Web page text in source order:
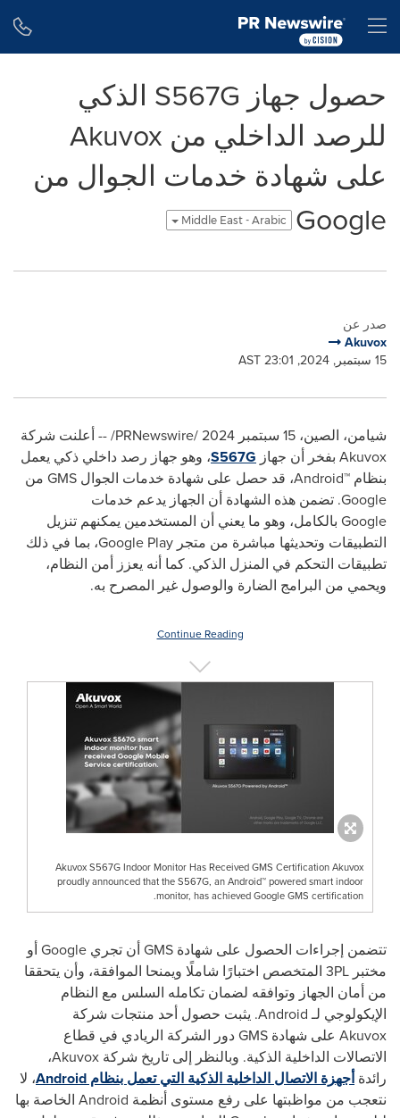
حصول جهاز S567G الذكي
للرصد الداخلي من Akuvox
على شهادة خدمات الجوال من
Google
Middle East - Arabic
صدر عن
Akuvox
15 سبتمبر, 2024, 23:01 AST
شيامن، الصين، 15 سبتمبر 2024 / PRNewswire/ -- أعلنت شركة
Akuvox بفخر أن جهاز S567G، وهو جهاز رصد داخلي ذكي يعمل
بنظام Android™، قد حصل على شهادة خدمات الجوال GMS من
Google. تضمن هذه الشهادة أن الجهاز يدعم خدمات
Google بالكامل، وهو ما يعني أن المستخدمين يمكنهم تنزيل
التطبيقات وتحديثها مباشرة من متجر Google Play، بما في ذلك
تطبيقات التحكم في المنزل الذكي. كما أنه يعزز أمن النظام،
ويحمي من البرامج الضارة والوصول غير المصرح به.
Continue Reading
Akuvox S567G Indoor Monitor Has Received GMS Certification Akuvox
proudly announced that the S567G, an Android™ powered smart indoor
monitor, has achieved Google GMS certification.
تتضمن إجراءات الحصول على شهادة GMSأن تجري Googleأو
مختبر 3PL المتخصص اختبارًا شاملًا ويمنحا الموافقة، وأن يتحققا
من أمان الجهاز وتوافقه لضمان تكامله السلس مع النظام
الإيكولوجي لـAndroid. يثبت حصول أحد منتجات شركة
Akuvox على شهادة GMSدور الشركة الريادي في قطاع
الاتصالات الداخلية الذكية. وبالنظر إلى تاريخ شركة Akuvox،
رائدةأجهزة الاتصال الداخلية الذكية التي تعمل بنظام Android، لا
نتعجب من مواظبتها على رفع مستوى أنظمة Android الخاصة بها